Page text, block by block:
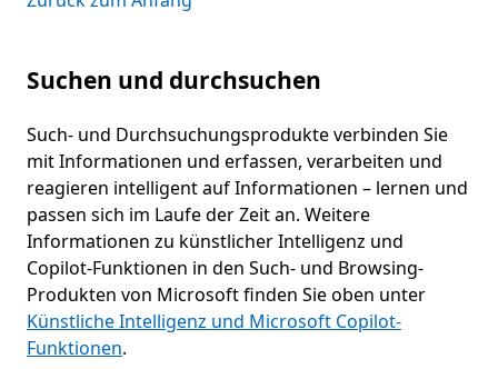
Suchen und durchsuchen
Such- und Durchsuchungsprodukte verbinden Sie
mit Informationen und erfassen, verarbeiten und
reagieren intelligent auf Informationen – lernen und
passen sich im Laufe der Zeit an. Weitere
Informationen zu künstlicher Intelligenz und
Copilot-Funktionen in den Such- und Browsing-
Produkten von Microsoft finden Sie oben unter
Künstliche Intelligenz und Microsoft Copilot-
Funktionen.